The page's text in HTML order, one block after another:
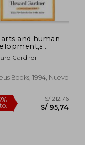
and human
study
artistic process
Gardner
Books, 1994, Nuevo